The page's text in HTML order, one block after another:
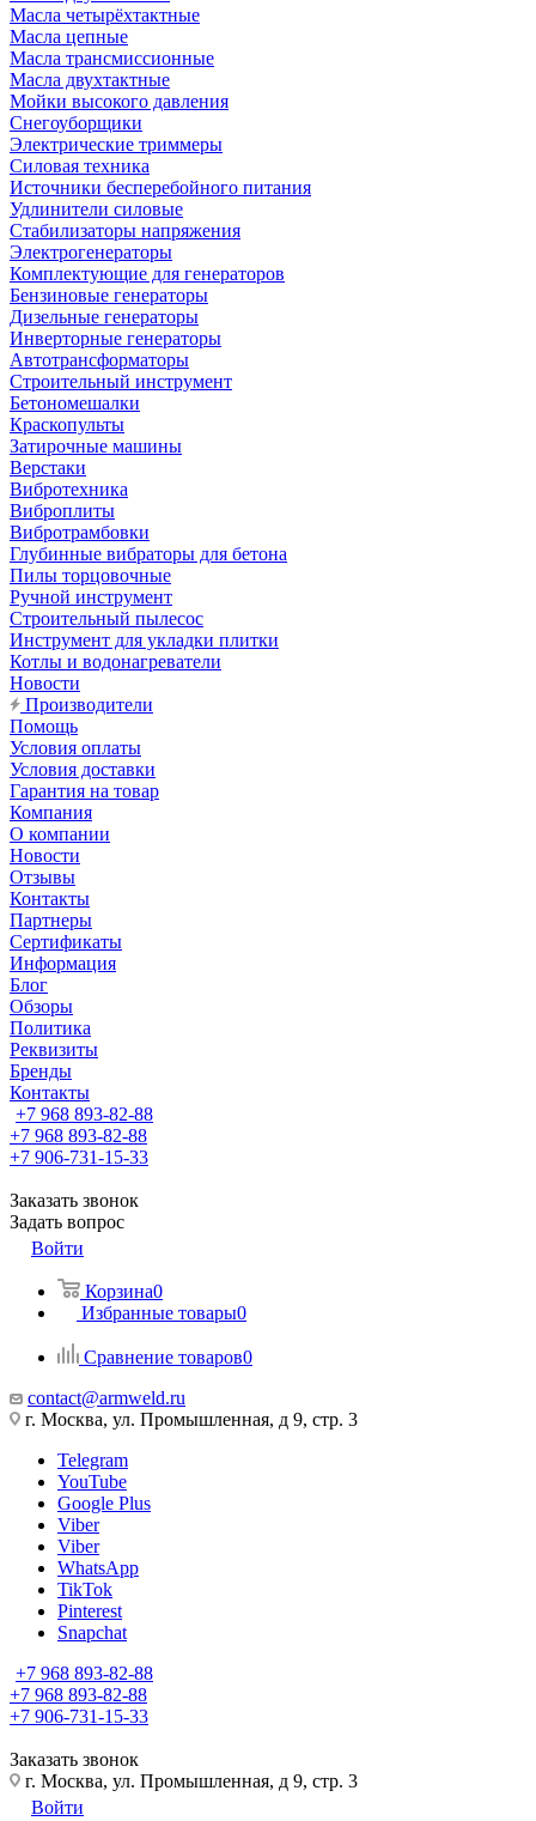
Масла четырёхтактные
Масла цепные
Масла трансмиссионные
Масла двухтактные
Мойки высокого давления
Снегоуборщики
Электрические триммеры
Силовая техника
Источники бесперебойного питания
Удлинители силовые
Стабилизаторы напряжения
Электрогенераторы
Комплектующие для генераторов
Бензиновые генераторы
Дизельные генераторы
Инверторные генераторы
Автотрансформаторы
Строительный инструмент
Бетономешалки
Краскопульты
Затирочные машины
Верстаки
Вибротехника
Виброплиты
Вибротрамбовки
Глубинные вибраторы для бетона
Пилы торцовочные
Ручной инструмент
Строительный пылесос
Инструмент для укладки плитки
Котлы и водонагреватели
Новости
Производители
Помощь
Условия оплаты
Условия доставки
Гарантия на товар
Компания
О компании
Новости
Отзывы
Контакты
Партнеры
Сертификаты
Информация
Блог
Обзоры
Политика
Реквизиты
Бренды
Контакты
+7 968 893-82-88
+7 968 893-82-88
+7 906-731-15-33
Заказать звонок
Задать вопрос
Войти
Корзина0
Избранные товары0
Сравнение товаров0
contact@armweld.ru
г. Москва, ул. Промышленная, д 9, стр. 3
Telegram
YouTube
Google Plus
Viber
Viber
WhatsApp
TikTok
Pinterest
Snapchat
+7 968 893-82-88
+7 968 893-82-88
+7 906-731-15-33
Заказать звонок
г. Москва, ул. Промышленная, д 9, стр. 3
Войти